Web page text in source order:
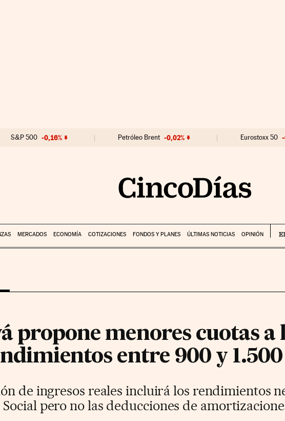
S&P 500 -0,16% Petróleo Brent -0,02% Eurostoxx 50
MERCADOS ECONOMÍA COTIZACIONES FONDOS Y PLANES ÚLTIMAS NOTICIAS OPINIÓN
propone menores cuotas a
entre 900 y
de ingresos reales incluirá los rendimientos
pero no las deducciones de